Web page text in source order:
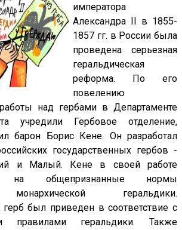
императора
Александра II в 1855-
1857 гг. в России была
проведена серьезная
геральдическая
реформа. По его
повелению
над гербами в Департаменте
учредили Гербовое отделение,
барон Борис Кене. Он разработал
государственных гербов -
и Малый. Кене в своей работе
на общепризнанные нормы
геральдики.
герб был приведен в соответствие с
правилами геральдики. Также